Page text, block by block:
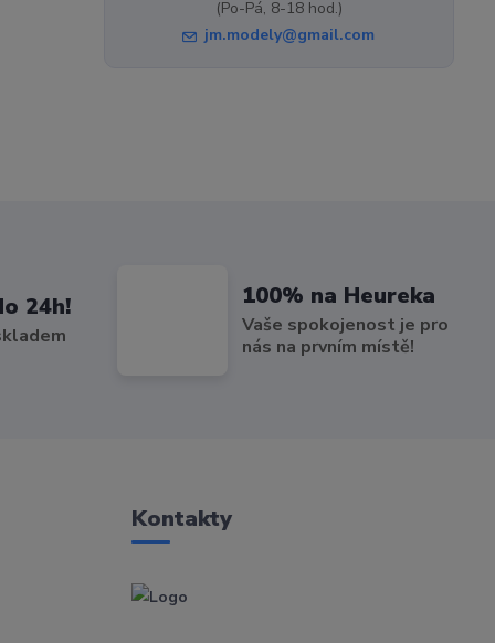
(Po-Pá, 8-18 hod.)
jm.modely@gmail.com
24h! 100% na Heureka
Vaše spokojenost je pro
nás na prvním místě!
Kontakty